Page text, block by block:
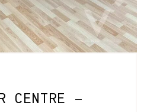
CENTRE –